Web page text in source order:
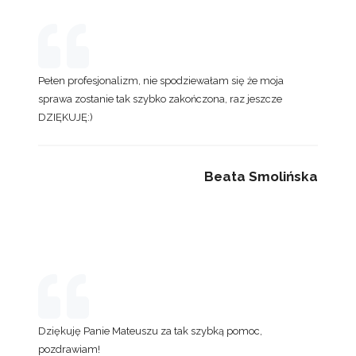
Pełen profesjonalizm, nie spodziewałam się że moja
sprawa zostanie tak szybko zakończona, raz jeszcze
DZIĘKUJĘ:)
Beata Smolińska
Dziękuję Panie Mateuszu za tak szybką pomoc,
pozdrawiam!